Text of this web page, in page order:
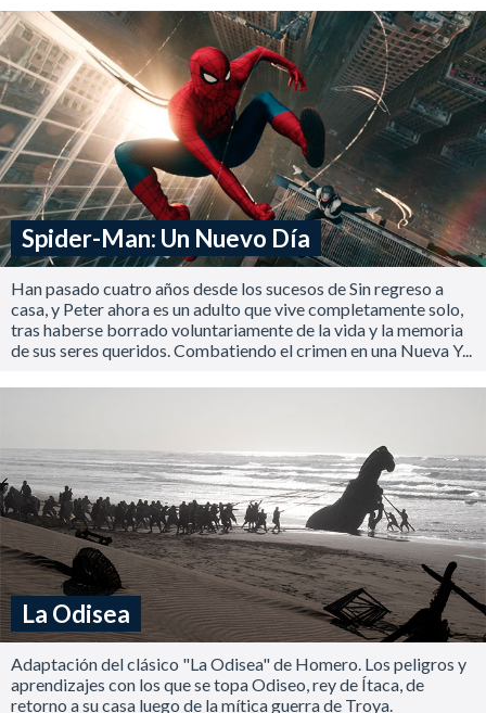
Spider-Man: Un Nuevo Día
Han pasado cuatro años desde los sucesos de Sin regreso a
casa, y Peter ahora es un adulto que vive completamente solo,
tras haberse borrado voluntariamente de la vida y la memoria
de sus seres queridos. Combatiendo el crimen en una Nueva Y...
La Odisea
Adaptación del clásico "La Odisea" de Homero. Los peligros y
aprendizajes con los que se topa Odiseo, rey de Ítaca, de
retorno a su casa luego de la mítica guerra de Troya.